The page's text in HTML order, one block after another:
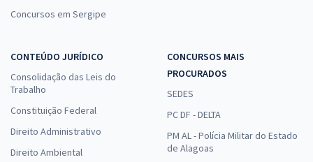
Concursos em Sergipe
CONTEÚDO JURÍDICO
Consolidação das Leis do
Trabalho
Constituição Federal
Direito Administrativo
Direito Ambiental
CONCURSOS MAIS
PROCURADOS
SEDES
PC DF - DELTA
PM AL - Polícia Militar do Estado
de Alagoas